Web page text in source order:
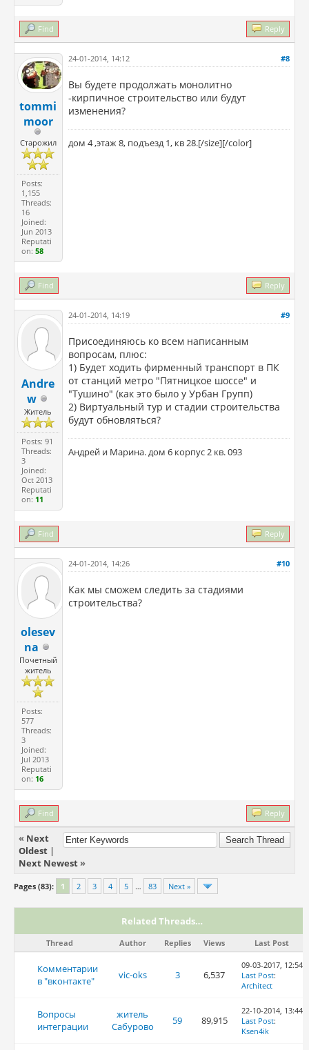
Find Reply
tommi
moor
Старожил
Posts:
1,155
Threads:
16
Joined:
Jun 2013
Reputati
on:58
#8
24-01-2014, 14:12
Вы будете продолжать монолитно
-кирпичное строительство или будут
изменения?
дом 4 ,этаж 8, подъезд 1, кв 28.[/size][/color]
Find Reply
Andre
w
Житель
Posts: 91
Threads:
3
Joined:
Oct 2013
Reputati
on: 11
#9
24-01-2014, 14:19
Присоединяюсь ко всем написанным
вопросам, плюс:
1) Будет ходить фирменный транспорт в ПК
от станций метро "Пятницкое шоссе" и
"Тушино" (как это было у Урбан Групп)
2) Виртуальный тур и стадии строительства
будут обновляться?
Андрей и Марина. дом 6 корпус 2 кв. 093
Find Reply
olesev
na
Почетный
житель
Posts:
577
Threads:
3
Joined:
Jul 2013
Reputati
on: 16
#10
24-01-2014, 14:26
Как мы сможем следить за стадиями
строительства?
Find Reply
« Next
Oldest|
Next Newest»
Pages (83): 1 2 3 4 5 … 83 Next »
Related Threads…
Thread Author Replies Views Last Post
Комментарии
в "вконтакте"
vic-oks 3 6,537
09-03-2017, 12:54
Last Post:
Architect
Вопросы
интеграции
житель
Сабурово
59 89,915
22-10-2014, 13:44
Last Post:
Ksen4ik